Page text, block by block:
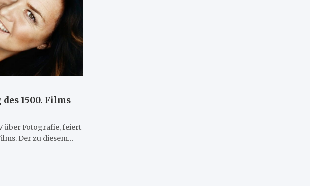
1500. Films
über Fotografie, feiert
Der zu diesem…